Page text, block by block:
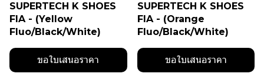
SUPERTECH K SHOES
FIA - (Yellow
Fluo/Black/White)
ขอใบเสนอราคา
SUPERTECH K SHOES
FIA - (Orange
Fluo/Black/White)
ขอใบเสนอราคา